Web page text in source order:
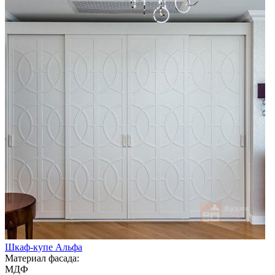
Шкаф-купе Альфа
Материал фасада:
МДФ